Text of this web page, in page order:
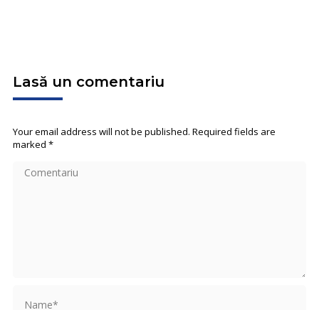
Lasă un comentariu
Your email address will not be published. Required fields are
marked *
Comentariu